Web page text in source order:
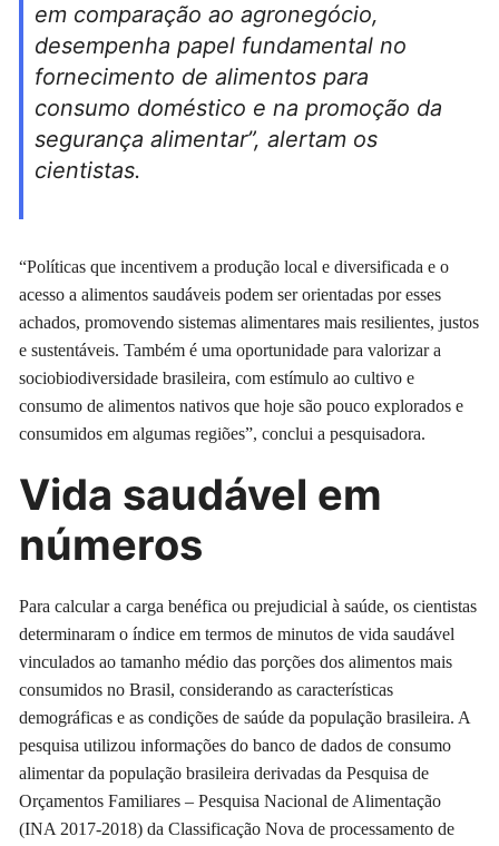
em comparação ao agronegócio,
desempenha papel fundamental no
fornecimento de alimentos para
consumo doméstico e na promoção da
segurança alimentar”, alertam os
cientistas.
“Políticas que incentivem a produção local e diversificada e o
acesso a alimentos saudáveis podem ser orientadas por esses
achados, promovendo sistemas alimentares mais resilientes, justos
e sustentáveis. Também é uma oportunidade para valorizar a
sociobiodiversidade brasileira, com estímulo ao cultivo e
consumo de alimentos nativos que hoje são pouco explorados e
consumidos em algumas regiões”, conclui a pesquisadora.
Vida saudável em
números
Para calcular a carga benéfica ou prejudicial à saúde, os cientistas
determinaram o índice em termos de minutos de vida saudável
vinculados ao tamanho médio das porções dos alimentos mais
consumidos no Brasil, considerando as características
demográficas e as condições de saúde da população brasileira. A
pesquisa utilizou informações do banco de dados de consumo
alimentar da população brasileira derivadas da Pesquisa de
Orçamentos Familiares – Pesquisa Nacional de Alimentação
(INA 2017-2018) da Classificação Nova de processamento de